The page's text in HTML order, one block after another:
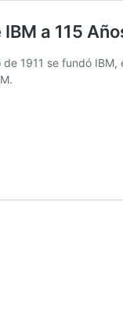
a 115
de 1911 se fundó